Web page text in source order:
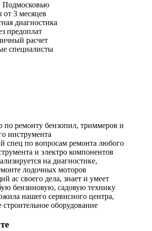
Подмосковью
от 3 месяцев
диагностика
предоплат
расчет
специалисты
по ремонту бензопил, триммеров и
инструмента
спец по вопросам ремонта любого
и электро компонентов
на диагностике,
лодочных моторов
ас своего дела, знает и умеет
бензиновую, садовую технику
нашего сервисного центра,
оборудование